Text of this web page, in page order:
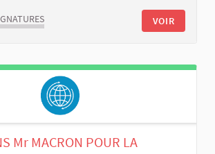
VOIR
Mr MACRON POUR LA